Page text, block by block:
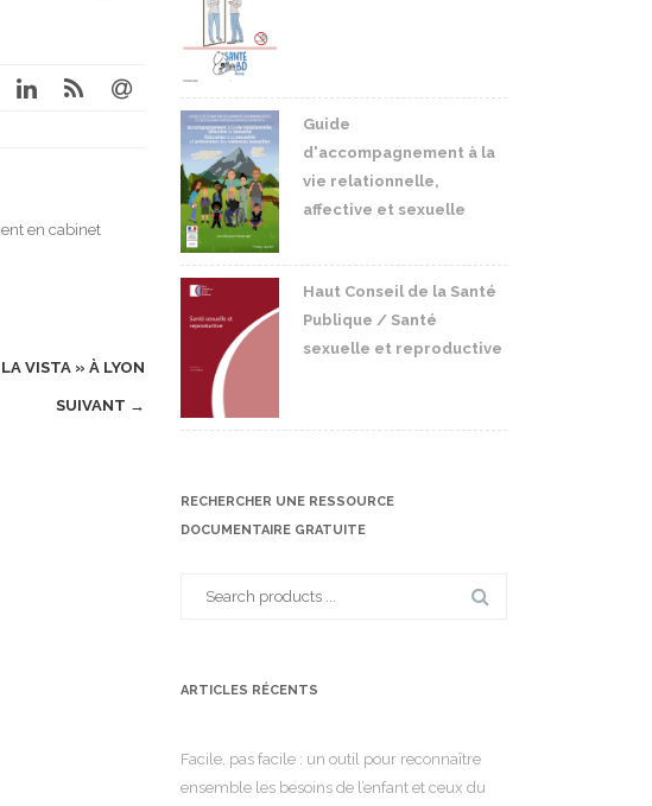
en cabinet
VISTA » À LYON
SUIVANT →
Guide
d'accompagnement à la
vie relationnelle,
affective et sexuelle
Haut Conseil de la Santé
Publique / Santé
sexuelle et reproductive
RECHERCHER UNE RESSOURCE
DOCUMENTAIRE GRATUITE
ARTICLES RÉCENTS
Facile, pas facile : un outil pour reconnaître
ensemble les besoins de l’enfant et ceux du